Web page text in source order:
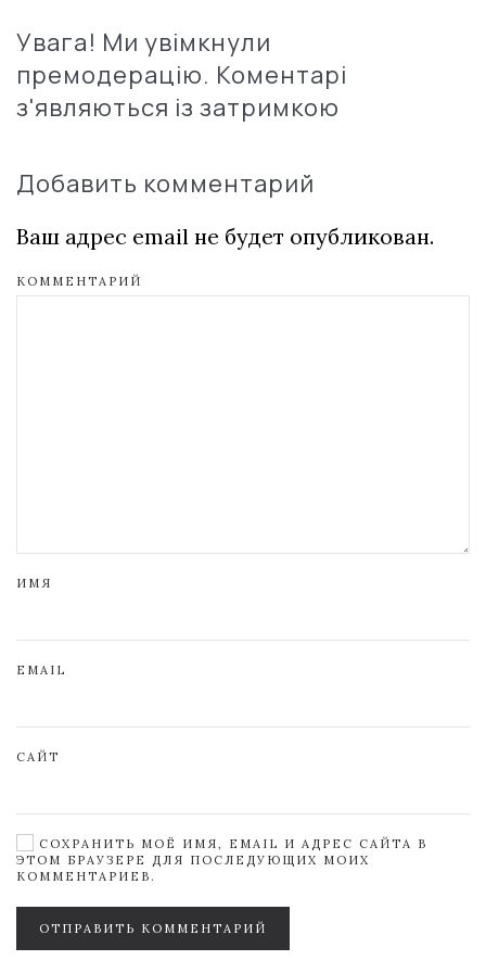
Увага! Ми увімкнули
премодерацію. Коментарі
з'являються із затримкою
Добавить комментарий
Ваш адрес email не будет опубликован.
КОММЕНТАРИЙ
ИМЯ
EMAIL
САЙТ
СОХРАНИТЬ МОЁ ИМЯ, EMAIL И АДРЕС САЙТА В
ЭТОМ БРАУЗЕРЕ ДЛЯ ПОСЛЕДУЮЩИХ МОИХ
КОММЕНТАРИЕВ.
ОТПРАВИТЬ КОММЕНТАРИЙ